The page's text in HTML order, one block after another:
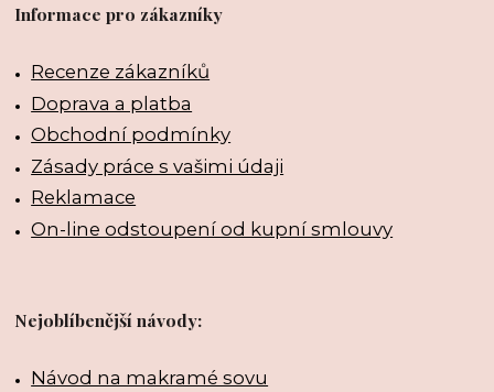
Informace pro zákazníky
Recenze zákazníků
Doprava a platba
Obchodní podmínky
Zásady práce s vašimi údaji
Reklamace
On-line odstoupení od kupní smlouvy
Nejoblíbenější návody:
Návod na makramé sovu